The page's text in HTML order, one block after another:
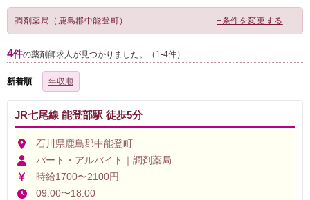
調剤薬局（鹿島郡中能登町） +条件を変更する
4件の薬剤師求人が見つかりました。（1-4件）
新着順 年収順
JR七尾線 能登部駅 徒歩5分
石川県鹿島郡中能登町
パート・アルバイト｜調剤薬局
時給1700〜2100円
09:00〜18:00